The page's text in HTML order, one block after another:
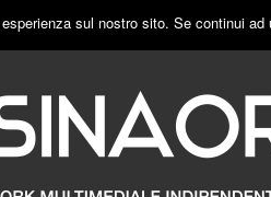
sul nostro sito. Se continui